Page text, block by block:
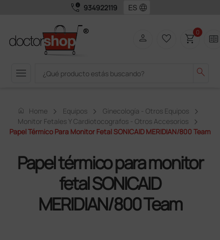
call_quality 934922119 language
menu search
person favorite_border shopping_cart0 two_pager
home Home Equipos
Ginecología - Otros Equipos
Monitor Fetales Y Cardiotocografos - Otros Accesorios
Papel Térmico Para Monitor Fetal SONICAID MERIDIAN/800 Team
Papel térmico para monitor
fetal SONICAID
MERIDIAN/800 Team